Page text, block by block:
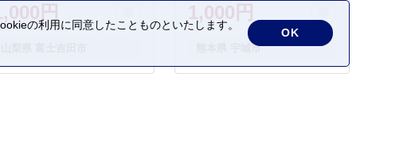
円 1,000円
熊本県 宇城市
の利用に同意したことものといたします。
OK